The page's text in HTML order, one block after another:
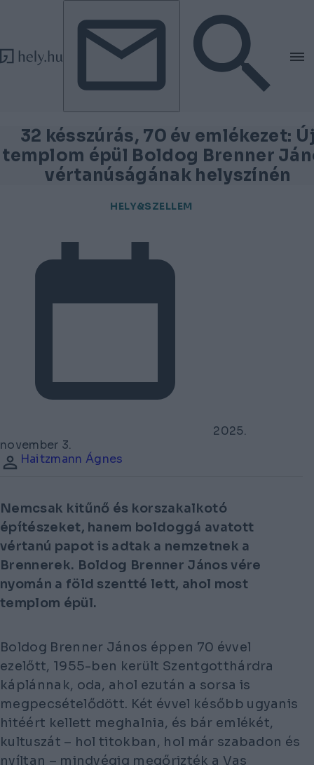
Tovább a tartalomhoz
Tovább a lábléchez
32 késszúrás, 70 év emlékezet:
templom épül Boldog Brenner
vértanúságának helyszínén
HELY&SZELLEM
2025.
november 3.
Haitzmann Ágnes
Nemcsak kitűnő és korszakalkotó
építészeket, hanem boldoggá avatott
vértanú papot is adtak a nemzetnek a
Brennerek. Boldog Brenner János vére
nyomán a föld szentté lett, ahol most
templom épül.
Boldog Brenner János éppen 70 évvel
ezelőtt, 1955-ben került Szentgotthárdra
káplánnak, oda, ahol ezután a sorsa is
megpecsételődött. Két évvel később ugyanis
hitéért kellett meghalnia, és bár emlékét,
kultuszát – hol titokban, hol már szabadon és
nyíltan – mindvégig megőrizték a Vas